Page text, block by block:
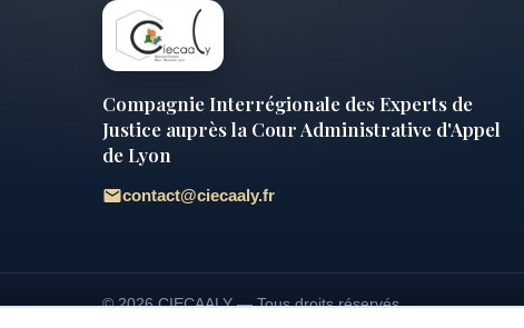
Compagnie Interrégionale des Experts de
Justice auprès la Cour Administrative d'Appel
de Lyon
contact@ciecaaly.fr
© 2026 CIECAALY — Tous droits réservés.